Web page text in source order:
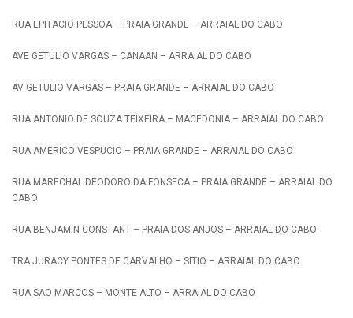
RUA EPITACIO PESSOA – PRAIA GRANDE – ARRAIAL DO CABO
AVE GETULIO VARGAS – CANAAN – ARRAIAL DO CABO
AV GETULIO VARGAS – PRAIA GRANDE – ARRAIAL DO CABO
RUA ANTONIO DE SOUZA TEIXEIRA – MACEDONIA – ARRAIAL DO CABO
RUA AMERICO VESPUCIO – PRAIA GRANDE – ARRAIAL DO CABO
RUA MARECHAL DEODORO DA FONSECA – PRAIA GRANDE – ARRAIAL DO
CABO
RUA BENJAMIN CONSTANT – PRAIA DOS ANJOS – ARRAIAL DO CABO
TRA JURACY PONTES DE CARVALHO – SITIO – ARRAIAL DO CABO
RUA SAO MARCOS – MONTE ALTO – ARRAIAL DO CABO